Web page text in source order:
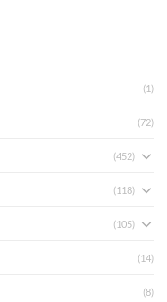
(1)
(72)
(452)
(118)
(105)
(14)
(8)